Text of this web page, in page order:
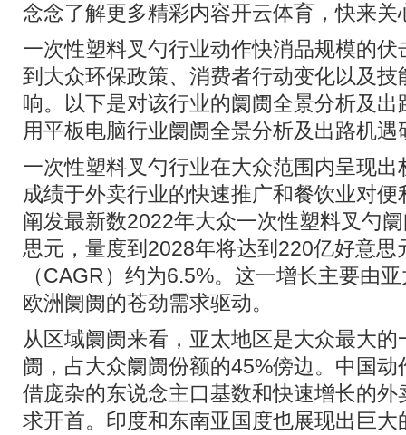
念念了解更多精彩内容开云体育，快来
一次性塑料叉勺行业动作快消品规模的
到大众环保政策、消费者行动变化以及
响。以下是对该行业的阛阓全景分析及
用平板电脑行业阛阓全景分析及出路机遇
一次性塑料叉勺行业在大众范围内呈现
成绩于外卖行业的快速推广和餐饮业对
阐发最新数2022年大众一次性塑料叉勺
思元，量度到2028年将达到220亿好意思
（CAGR）约为6.5%。这一增长主要由
欧洲阛阓的苍劲需求驱动。
从区域阛阓来看，亚太地区是大众最大
阓，占大众阛阓份额的45%傍边。中国
借庞杂的东说念主口基数和快速增长的
求开首。印度和东南亚国度也展现出巨